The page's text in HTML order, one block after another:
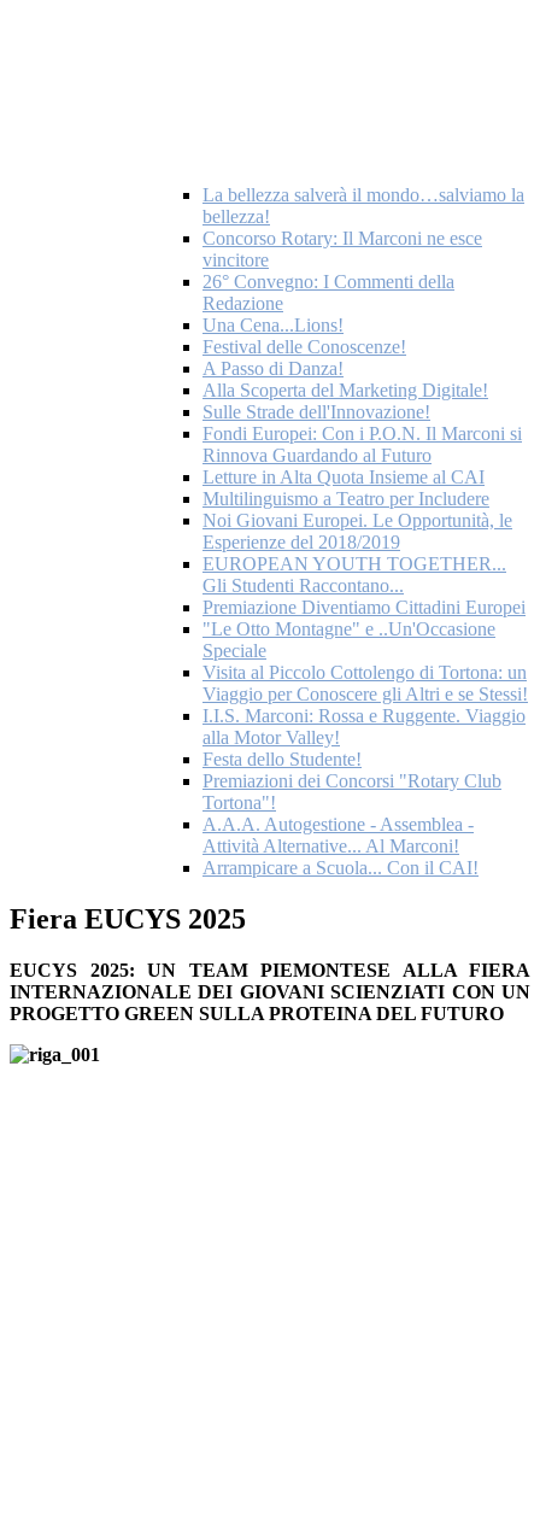
La bellezza salverà il mondo…salviamo la
bellezza!
Concorso Rotary: Il Marconi ne esce
vincitore
26° Convegno: I Commenti della
Redazione
Una Cena...Lions!
Festival delle Conoscenze!
A Passo di Danza!
Alla Scoperta del Marketing Digitale!
Sulle Strade dell'Innovazione!
Fondi Europei: Con i P.O.N. Il Marconi si
Rinnova Guardando al Futuro
Letture in Alta Quota Insieme al CAI
Multilinguismo a Teatro per Includere
Noi Giovani Europei. Le Opportunità, le
Esperienze del 2018/2019
EUROPEAN YOUTH TOGETHER...
Gli Studenti Raccontano...
Premiazione Diventiamo Cittadini Europei
"Le Otto Montagne" e ..Un'Occasione
Speciale
Visita al Piccolo Cottolengo di Tortona: un
Viaggio per Conoscere gli Altri e se Stessi!
I.I.S. Marconi: Rossa e Ruggente. Viaggio
alla Motor Valley!
Festa dello Studente!
Premiazioni dei Concorsi "Rotary Club
Tortona"!
A.A.A. Autogestione - Assemblea -
Attività Alternative... Al Marconi!
Arrampicare a Scuola... Con il CAI!
Fiera EUCYS 2025
EUCYS 2025: UN TEAM PIEMONTESE ALLA FIERA
INTERNAZIONALE DEI GIOVANI SCIENZIATI CON UN
PROGETTO GREEN SULLA PROTEINA DEL FUTURO